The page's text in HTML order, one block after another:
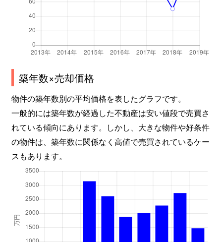
築年数×売却価格
物件の築年数別の平均価格を表したグラフです。
一般的には築年数が経過した不動産は安い値段で売買さ
れている傾向にあります。しかし、大きな物件や好条件
の物件は、築年数に関係なく高値で売買されているケー
スもあります。